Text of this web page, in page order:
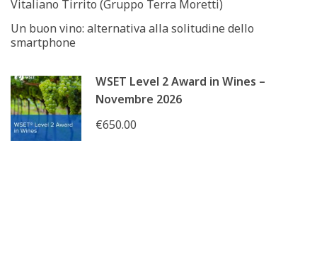
Vitaliano Tirrito (Gruppo Terra Moretti)
Un buon vino: alternativa alla solitudine dello
smartphone
WSET Level 2 Award in Wines –
Novembre 2026
€650.00